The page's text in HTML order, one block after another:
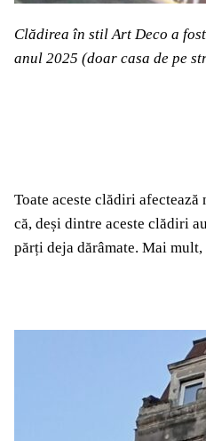
Clădirea în stil Art Deco a
anul 2025 (doar casa de pe
Toate aceste clădiri
că, deși dintre aceste clădiri
părți deja dărâmate. Mai